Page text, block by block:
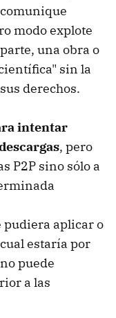
modo explote
una obra o
sin la
derechos.
intentar
, pero
P2P sino sólo a
pudiera aplicar o
estaría por
puede
a las